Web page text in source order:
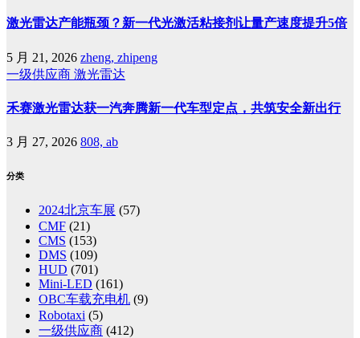
激光雷达产能瓶颈？新一代光激活粘接剂让量产速度提升5倍
5 月 21, 2026 zheng, zhipeng
一级供应商 激光雷达
禾赛激光雷达获一汽奔腾新一代车型定点，共筑安全新出行
3 月 27, 2026 808, ab
分类
2024北京车展 (57)
CMF (21)
CMS (153)
DMS (109)
HUD (701)
Mini-LED (161)
OBC车载充电机 (9)
Robotaxi (5)
一级供应商 (412)